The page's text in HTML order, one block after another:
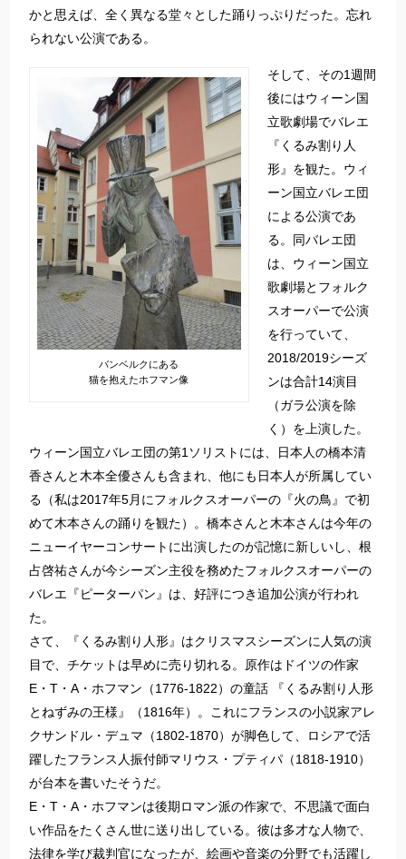
かと思えば、全く異なる堂々とした踊りっぷりだった。忘れ
られない公演である。
バンベルクにある
猫を抱えたホフマン像
そして、その1週間
後にはウィーン国
立歌劇場でバレエ
『くるみ割り人
形』を観た。ウィ
ーン国立バレエ団
による公演であ
る。同バレエ団
は、ウィーン国立
歌劇場とフォルク
スオーパーで公演
を行っていて、
2018/2019シーズ
ンは合計14演目
（ガラ公演を除
く）を上演した。
ウィーン国立バレエ団の第1ソリストには、日本人の橋本清
香さんと木本全優さんも含まれ、他にも日本人が所属してい
る（私は2017年5月にフォルクスオーパーの『火の鳥』で初
めて木本さんの踊りを観た）。橋本さんと木本さんは今年の
ニューイヤーコンサートに出演したのが記憶に新しいし、根
占啓祐さんが今シーズン主役を務めたフォルクスオーパーの
バレエ『ピーターパン』は、好評につき追加公演が行われ
た。
さて、『くるみ割り人形』はクリスマスシーズンに人気の演
目で、チケットは早めに売り切れる。原作はドイツの作家
E・T・A・ホフマン（1776-1822）の童話 『くるみ割り人形
とねずみの王様』（1816年）。これにフランスの小説家アレ
クサンドル・デュマ（1802-1870）が脚色して、ロシアで活
躍したフランス人振付師マリウス・プティパ（1818-1910）
が台本を書いたそうだ。
E・T・A・ホフマンは後期ロマン派の作家で、不思議で面白
い作品をたくさん世に送り出している。彼は多才な人物で、
法律を学び裁判官になったが、絵画や音楽の分野でも活躍し